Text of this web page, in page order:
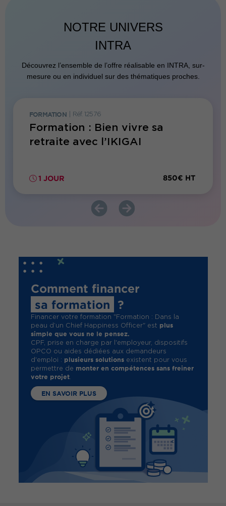
NOTRE UNIVERS
INTRA
Découvrez l’ensemble de l’offre réalisable en INTRA, sur-
mesure ou en individuel sur des thématiques proches.
FORMATION Réf. 12576
Formation : Bien vivre sa
retraite avec l’IKIGAI
1 JOUR 850€ HT
Comment financer
sa formation
?
Financer votre formation "Formation : Dans la
peau d’un Chief Happiness Officer" est plus
simple que vous ne le pensez.
CPF, prise en charge par l'employeur, dispositifs
OPCO ou aides dédiées aux demandeurs
d'emploi : plusieurs solutionsexistent pour vous
permettre de monter en compétences sans freiner
votre projet.
EN SAVOIR PLUS